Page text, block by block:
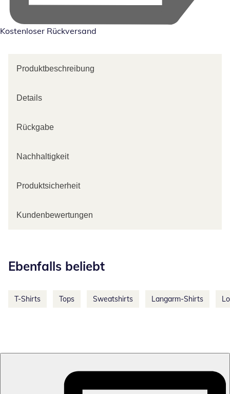
Kostenloser Rückversand
Produktbeschreibung
Details
Rückgabe
Nachhaltigkeit
Produktsicherheit
Kundenbewertungen
Ebenfalls beliebt
T-Shirts Tops Sweatshirts Langarm-Shirts